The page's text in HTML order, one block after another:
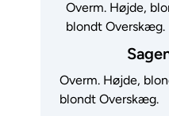
Overm. Højde,
blondt Overskæg.
Overm. Højde,
blondt Overskæg.